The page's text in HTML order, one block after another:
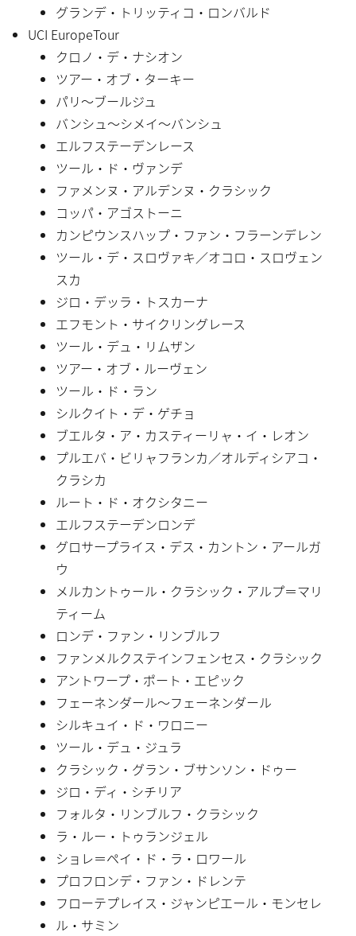
グランデ・トリッティコ・ロンバルド
UCI EuropeTour
クロノ・デ・ナシオン
ツアー・オブ・ターキー
パリ〜ブールジュ
バンシュ〜シメイ〜バンシュ
エルフステーデンレース
ツール・ド・ヴァンデ
ファメンヌ・アルデンヌ・クラシック
コッパ・アゴストーニ
カンピウンスハップ・ファン・フラーンデレン
ツール・デ・スロヴァキ／オコロ・スロヴェン
スカ
ジロ・デッラ・トスカーナ
エフモント・サイクリングレース
ツール・デュ・リムザン
ツアー・オブ・ルーヴェン
ツール・ド・ラン
シルクイト・デ・ゲチョ
ブエルタ・ア・カスティーリャ・イ・レオン
プルエバ・ビリャフランカ／オルディシアコ・
クラシカ
ルート・ド・オクシタニー
エルフステーデンロンデ
グロサープライス・デス・カントン・アールガ
ウ
メルカントゥール・クラシック・アルプ＝マリ
ティーム
ロンデ・ファン・リンブルフ
ファンメルクステインフェンセス・クラシック
アントワープ・ポート・エピック
フェーネンダール〜フェーネンダール
シルキュイ・ド・ワロニー
ツール・デュ・ジュラ
クラシック・グラン・ブサンソン・ドゥー
ジロ・ディ・シチリア
フォルタ・リンブルフ・クラシック
ラ・ルー・トゥランジェル
ショレ＝ペイ・ド・ラ・ロワール
プロフロンデ・ファン・ドレンテ
フローテプレイス・ジャンピエール・モンセレ
ル・サミン